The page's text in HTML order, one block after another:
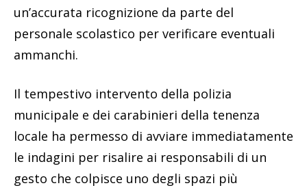
un’accurata ricognizione da parte del
personale scolastico per verificare eventuali
ammanchi.
Il tempestivo intervento della polizia
municipale e dei carabinieri della tenenza
locale ha permesso di avviare immediatamente
le indagini per risalire ai responsabili di un
gesto che colpisce uno degli spazi più